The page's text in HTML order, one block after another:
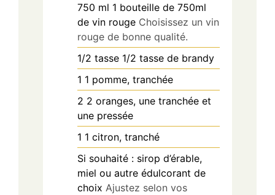
750 ml 1 bouteille de 750ml
de vin rouge Choisissez un vin
rouge de bonne qualité.
1/2 tasse 1/2 tasse de brandy
1 1 pomme, tranchée
2 2 oranges, une tranchée et
une pressée
1 1 citron, tranché
Si souhaité : sirop d’érable,
miel ou autre édulcorant de
choix Ajustez selon vos